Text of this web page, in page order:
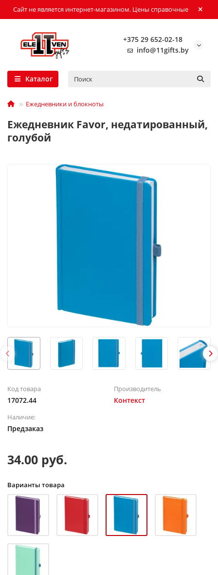
Сайт не является интернет-магазином. Цены справочные
+375 29 652-02-18
info@11gifts.by
Каталог
Ежедневники и блокноты
Ежедневник Favor, недатированный,
голубой
Код товара
17072.44
Производитель
Контекст
Наличие:
Предзаказ
34.00 руб.
Варианты товара